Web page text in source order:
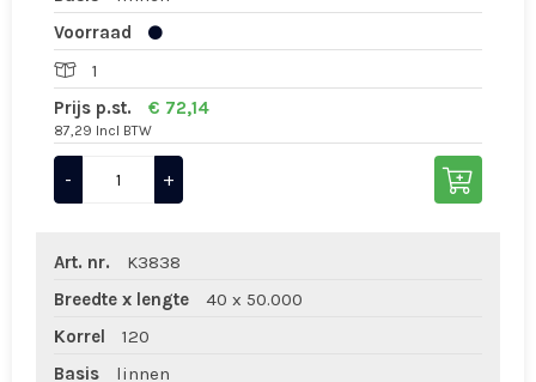
Voorraad
1
Prijs p.st.
€ 72,14
87,29 Incl BTW
- +
Art. nr.
K3838
Breedte x lengte
40 x 50.000
Korrel
120
Basis
linnen